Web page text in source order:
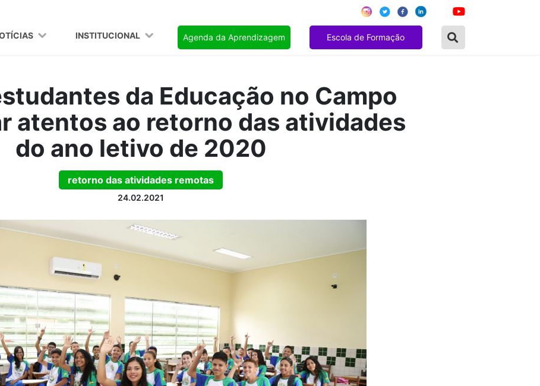
INSTITUCIONAL Agenda da Aprendizagem Escola de Formação
da Educação no Campo
atentos ao retorno das atividades
do ano letivo de 2020
retorno das atividades remotas
24.02.2021